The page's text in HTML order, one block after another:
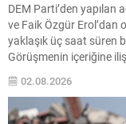
DEM Parti’den
ve Faik Özgür Erol’dan
yaklaşık üç saat süren
Görüşmenin içeriğine
konuyla ilgili
ilişkin son gelişmeler
02.08.2026